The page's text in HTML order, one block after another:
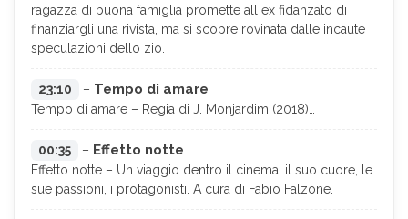
ragazza di buona famiglia promette all ex fidanzato di
finanziargli una rivista, ma si scopre rovinata dalle incaute
speculazioni dello zio.
23:10 – Tempo di amare
Tempo di amare – Regia di J. Monjardim (2018)…
00:35 – Effetto notte
Effetto notte – Un viaggio dentro il cinema, il suo cuore, le
sue passioni, i protagonisti. A cura di Fabio Falzone.